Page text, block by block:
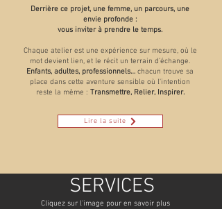
Derrière ce projet, une femme, un parcours, une
envie profonde :
vous inviter à prendre le temps.
​Chaque atelier est une expérience sur mesure, où le
mot devient lien, et le récit un terrain d’échange.
Enfants, adultes, professionnels… chacun trouve sa
place dans cette aventure sensible où l'intention
reste la même : Transmettre, Relier, Inspirer.
Lire la suite
SERVICES
Cliquez sur l'image pour en savoir plus